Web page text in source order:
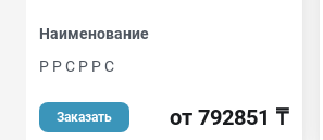
Наименование
Р Р С Р Р С
Заказать от 792851 ₸